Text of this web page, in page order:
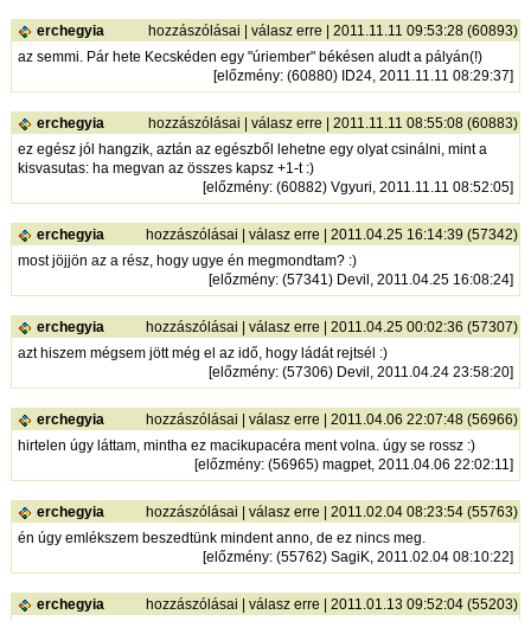
erchegyia hozzászólásai |válasz erre | 2011.11.11 09:53:28 (60893)
az semmi. Pár hete Kecskéden egy "úriember" békésen aludt a pályán(!)
[előzmény: (60880) ID24, 2011.11.11 08:29:37]
erchegyia hozzászólásai |válasz erre | 2011.11.11 08:55:08 (60883)
ez egész jól hangzik, aztán az egészből lehetne egy olyat csinálni, mint a
kisvasutas: ha megvan az összes kapsz +1-t :)
[előzmény: (60882) Vgyuri, 2011.11.11 08:52:05]
erchegyia hozzászólásai |válasz erre | 2011.04.25 16:14:39 (57342)
most jöjjön az a rész, hogy ugye én megmondtam? :)
[előzmény: (57341) Devil, 2011.04.25 16:08:24]
erchegyia hozzászólásai |válasz erre | 2011.04.25 00:02:36 (57307)
azt hiszem mégsem jött még el az idő, hogy ládát rejtsél :)
[előzmény: (57306) Devil, 2011.04.24 23:58:20]
erchegyia hozzászólásai |válasz erre | 2011.04.06 22:07:48 (56966)
hirtelen úgy láttam, mintha ez macikupacéra ment volna. úgy se rossz :)
[előzmény: (56965) magpet, 2011.04.06 22:02:11]
erchegyia hozzászólásai |válasz erre | 2011.02.04 08:23:54 (55763)
én úgy emlékszem beszedtünk mindent anno, de ez nincs meg.
[előzmény: (55762) SagiK, 2011.02.04 08:10:22]
erchegyia hozzászólásai |válasz erre | 2011.01.13 09:52:04 (55203)